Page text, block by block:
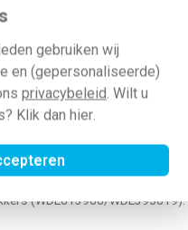
gebruiken wij
en (gepersonaliseerde)
privacybeleid. Wilt u
Klik dan hier.
Artikelnummer:
SKU:WAW1131AT
EAN:
3250610069103
A1/A8/C1/C8
(WDE613966/